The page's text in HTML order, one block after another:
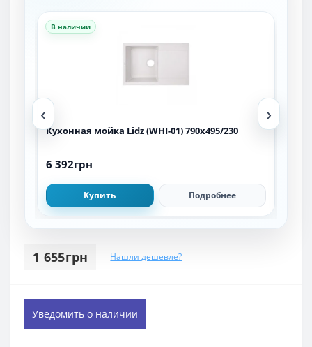
‹
В наличии
Кухонная мойка Lidz (WHI-01) 790x495/230
6 392грн
Купить Подробнее
›
1 655грн Нашли дешевле?
Уведомить о наличии